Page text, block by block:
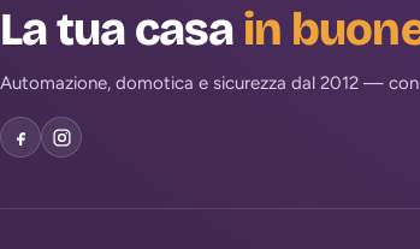
La tua casa in
Automazione, domotica e sicurezza dal 2012 —